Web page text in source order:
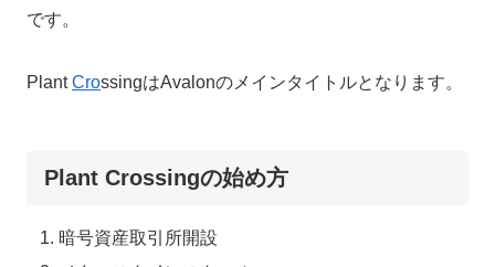
です。
PlantCrossingはAvalonのメインタイトルとなります。
Plant Crossingの始め方
暗号資産取引所開設